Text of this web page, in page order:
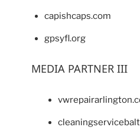
capishcaps.com
gpsyfl.org
MEDIA PARTNER III